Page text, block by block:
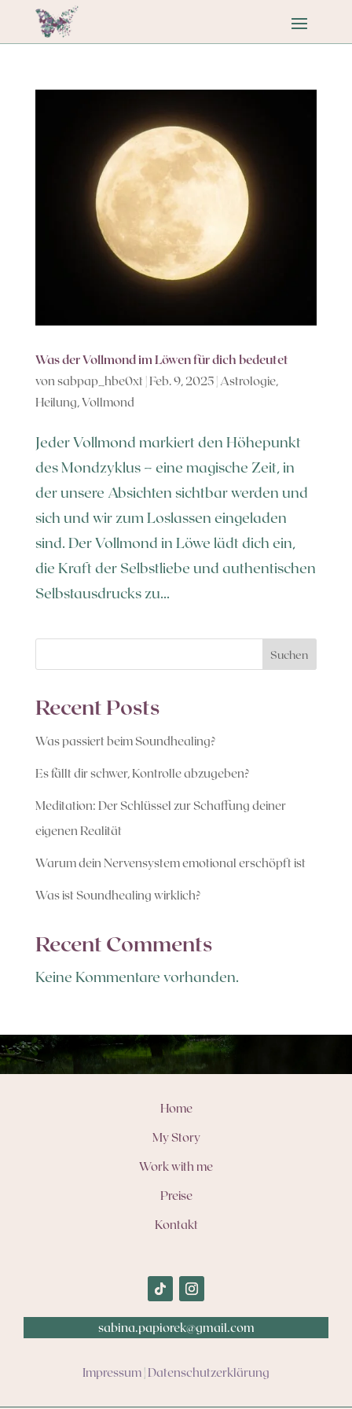
Was der Vollmond im Löwen für dich bedeutet
von sabpap_hbe0xt | Feb. 9, 2025| Astrologie,
Heilung,Vollmond
Jeder Vollmond markiert den Höhepunkt
des Mondzyklus – eine magische Zeit, in
der unsere Absichten sichtbar werden und
sich und wir zum Loslassen eingeladen
sind. Der Vollmond in Löwe lädt dich ein,
die Kraft der Selbstliebe und authentischen
Selbstausdrucks zu...
Suchen
Recent Posts
Was passiert beim Soundhealing?
Es fällt dir schwer, Kontrolle abzugeben?
Meditation: Der Schlüssel zur Schaffung deiner
eigenen Realität
Warum dein Nervensystem emotional erschöpft ist
Was ist Soundhealing wirklich?
Recent Comments
Keine Kommentare vorhanden.
Home
My Story
Work with me
Preise
Kontakt
sabina.papiorek@gmail.com
Impressum | Datenschutzerklärung